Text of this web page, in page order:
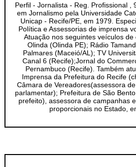
Perfil - Jornalista - Reg. Profissional ,
em Jornalismo pela Universidade
Unicap - Recife/PE, em 1979.
Política e Assessorias de imprensa
Atuação nos seguintes veículos de
Olinda (Olinda PE); Rádio
Palmares (Maceió/AL); TV
Canal 6 (Recife);Jornal do
Pernambuco (Recife). Também
Imprensa da Prefeitura do Recife
Câmara de Vereadores(assessora
parlamentar); Prefeitura de São
prefeito), assessora de campanhas
proporcionais no Estado,